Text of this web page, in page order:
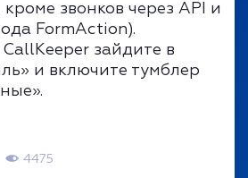
кроме звонков через API и
FormAction).
зайдите в
и включите тумблер
4475